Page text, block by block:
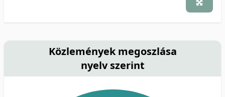
Közlemények megoszlása
nyelv szerint